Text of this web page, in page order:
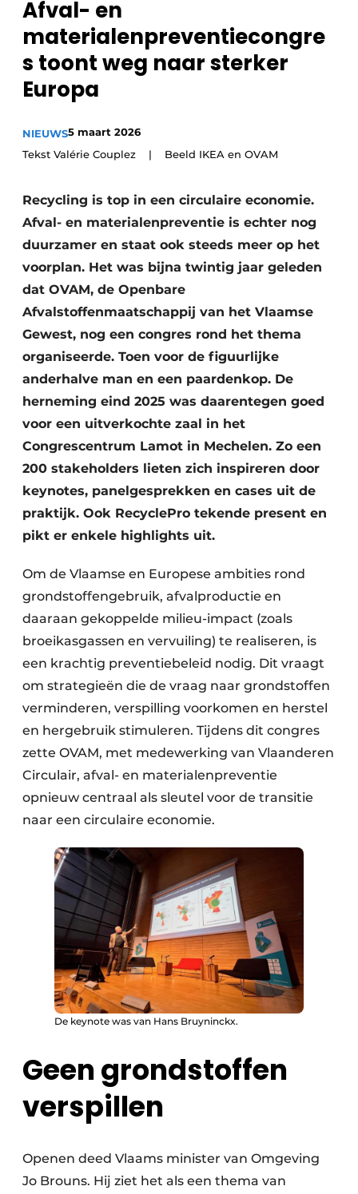
recyclingstroom in België
Vacature aanmelden
Vacatures
Video’s
Safety First
Kranen
Detectieapparatuur
Persen
Stofbeheersing
Uitrustingsstukken
Shredders
Transportbanden
Zeven & Brekers
Bedrijfsafval
Bouw & Sloopafval
Elektronisch Afval
Houtafval
Kunststofafval
Medisch afval
Metaalrecyclage
Papierafval
Textielrecyclage
Afval- en
materialenpreventiecongre
s toont weg naar sterker
Europa
NIEUWS5 maart 2026
Tekst Valérie Couplez | Beeld IKEA en OVAM
Recycling is top in een circulaire economie.
Afval- en materialenpreventie is echter nog
duurzamer en staat ook steeds meer op het
voorplan. Het was bijna twintig jaar geleden
dat OVAM, de Openbare
Afvalstoffenmaatschappij van het Vlaamse
Gewest, nog een congres rond het thema
organiseerde. Toen voor de figuurlijke
anderhalve man en een paardenkop. De
herneming eind 2025 was daarentegen goed
voor een uitverkochte zaal in het
Congrescentrum Lamot in Mechelen. Zo een
200 stakeholders lieten zich inspireren door
keynotes, panelgesprekken en cases uit de
praktijk. Ook RecyclePro tekende present en
pikt er enkele highlights uit.
Om de Vlaamse en Europese ambities rond
grondstoffengebruik, afvalproductie en
daaraan gekoppelde milieu-impact (zoals
broeikasgassen en vervuiling) te realiseren, is
een krachtig preventiebeleid nodig. Dit vraagt
om strategieën die de vraag naar grondstoffen
verminderen, verspilling voorkomen en herstel
en hergebruik stimuleren. Tijdens dit congres
zette OVAM, met medewerking van Vlaanderen
Circulair, afval- en materialenpreventie
opnieuw centraal als sleutel voor de transitie
naar een circulaire economie.
De keynote was van Hans Bruyninckx.
Geen grondstoffen
verspillen
Openen deed Vlaams minister van Omgeving
Jo Brouns. Hij ziet het als een thema van